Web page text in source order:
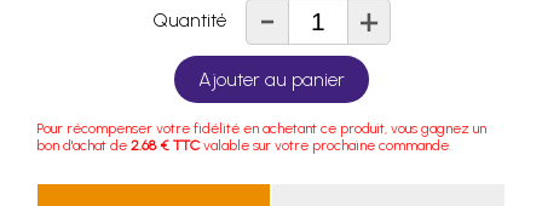
Quantité - +
Ajouter au panier
Pour récompenser votre fidélité en achetant ce produit, vous gagnez un
bon d'achat de 2.68 € TTC valable sur votre prochaine commande.